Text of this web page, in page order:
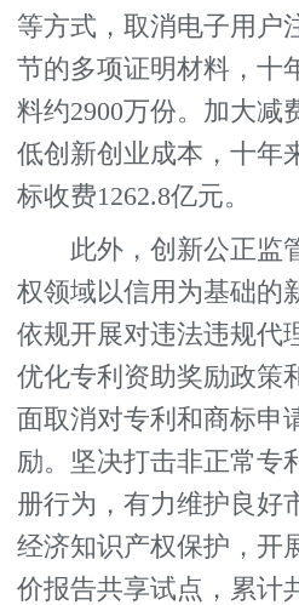
等方式，取消电子用户
节的多项证明材料，十
料约2900万份。加大减
低创新创业成本，十年
标收费1262.8亿元。
此外，创新公正监
权领域以信用为基础的
依规开展对违法违规代
优化专利资助奖励政策
面取消对专利和商标申
励。坚决打击非正常专
册行为，有力维护良好
经济知识产权保护，开
价报告共享试点，累计